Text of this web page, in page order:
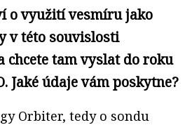
o využití vesmíru jako
v této souvislosti
chcete tam vyslat do roku
Jaké údaje vám poskytne?
Orbiter, tedy o sondu